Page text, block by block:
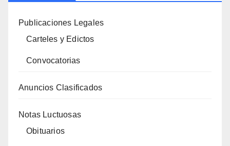
Publicaciones Legales
Carteles y Edictos
Convocatorias
Anuncios Clasificados
Notas Luctuosas
Obituarios